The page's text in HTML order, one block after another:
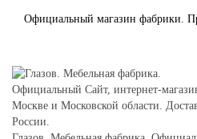
Официальный магазин фабрики.